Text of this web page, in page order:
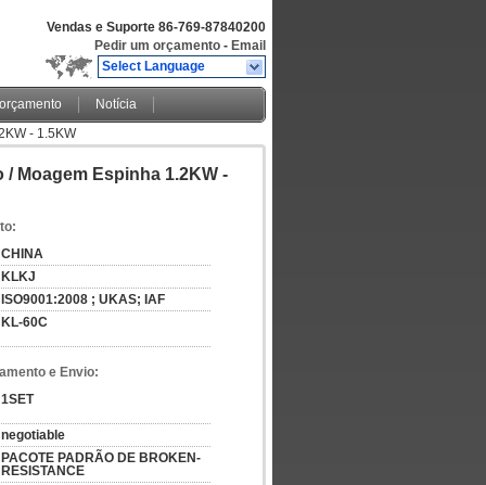
Vendas e Suporte 86-769-87840200
Pedir um orçamento - Email
Select Language
Notícia
- 1.5KW
Moagem Espinha 1.2KW -
CHINA
KLKJ
ISO9001:2008 ; UKAS; IAF
KL-60C
e Envio:
1SET
negotiable
PACOTE PADRÃO DE BROKEN-
RESISTANCE